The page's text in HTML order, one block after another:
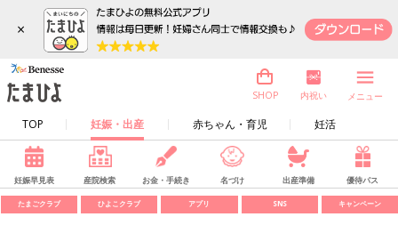
×
TOP 妊娠・出産 赤ちゃん・育児 妊活
SHOP 内祝い メニュー
妊娠早見表 産院検索 お金・手続き 名づけ 出産準備 優待パス
たまごクラブ ひよこクラブ アプリ SNS キャンペーン